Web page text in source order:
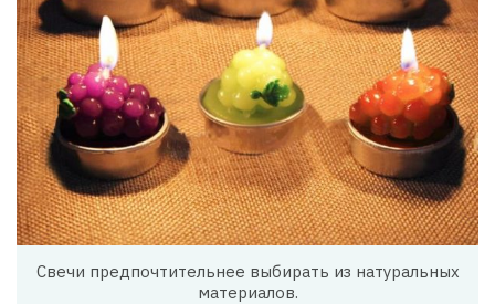
Свечи предпочтительнее выбирать из натуральных
материалов.